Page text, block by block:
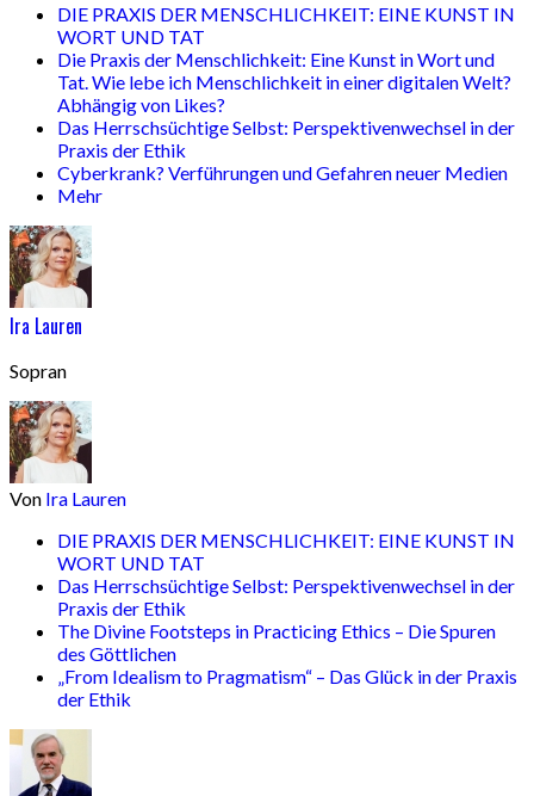
DIE PRAXIS DER MENSCHLICHKEIT: EINE KUNST IN
WORT UND TAT
Die Praxis der Menschlichkeit: Eine Kunst in Wort und
Tat. Wie lebe ich Menschlichkeit in einer digitalen Welt?
Abhängig von Likes?
Das Herrschsüchtige Selbst: Perspektivenwechsel in der
Praxis der Ethik
Cyberkrank? Verführungen und Gefahren neuer Medien
Mehr
Ira Lauren
Sopran
Von Ira Lauren
DIE PRAXIS DER MENSCHLICHKEIT: EINE KUNST IN
WORT UND TAT
Das Herrschsüchtige Selbst: Perspektivenwechsel in der
Praxis der Ethik
The Divine Footsteps in Practicing Ethics – Die Spuren
des Göttlichen
„From Idealism to Pragmatism“ – Das Glück in der Praxis
der Ethik